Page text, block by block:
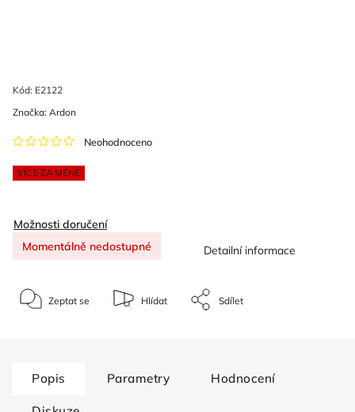
Kód: E2122
VÍCE ZA MÉNĚ
Neohodnoceno
Značka: Ardon
Možnosti doručení
Momentálně nedostupné
Detailní informace
Zeptat se Hlídat Sdílet
Popis Parametry Hodnocení